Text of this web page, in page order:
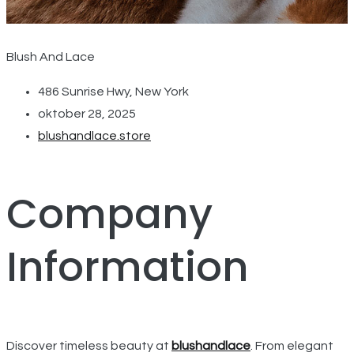
Blush And Lace
486 Sunrise Hwy, New York
oktober 28, 2025
blushandlace.store
Company
Information
Discover timeless beauty at blushandlace . From elegant